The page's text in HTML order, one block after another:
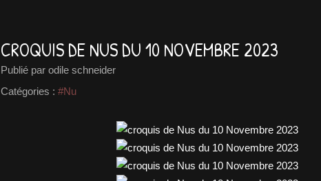
CROQUIS DE NUS DU 10 NOVEMBRE 2023
Publié par odile schneider
Catégories : #Nu